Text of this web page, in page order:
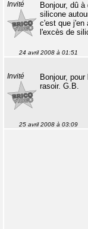
Invité
Bonjour, dû
silicone
c'est que j'en
l'excès de
24 avril 2008 à 01:51
Invité
Bonjour,
rasoir. G.B.
25 avril 2008 à 03:09